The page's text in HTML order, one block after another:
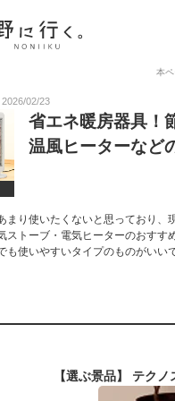
本
02/23
省エネ暖房器具！
温風ヒーターなど
まり使いたくないと思っており
ストーブ・電気ヒーターのおす
も使いやすいタイプのものがいい